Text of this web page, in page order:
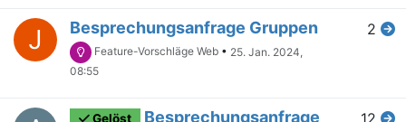
J Besprechungsanfrage Gruppen
Feature-Vorschläge Web • 25. Jan. 2024,
08:55
2
Gelöst
Besprechungsanfrage